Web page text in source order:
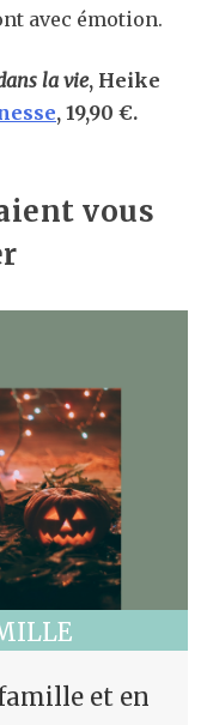
avec émotion.
la vie, Heike
, 19,90 €.
vous
et en